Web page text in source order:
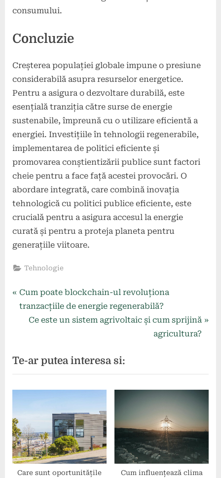
consumului.
Concluzie
Creșterea populației globale impune o presiune
considerabilă asupra resurselor energetice.
Pentru a asigura o dezvoltare durabilă, este
esențială tranziția către surse de energie
sustenabile, împreună cu o utilizare eficientă a
energiei. Investițiile în tehnologii regenerabile,
implementarea de politici eficiente și
promovarea conștientizării publice sunt factori
cheie pentru a face față acestei provocări. O
abordare integrată, care combină inovația
tehnologică cu politici publice eficiente, este
crucială pentru a asigura accesul la energie
curată și pentru a proteja planeta pentru
generațiile viitoare.
Tehnologie
Navigare
P
r
o
u
s
s
t
:
Cum poate blockchain-ul revoluționa
tranzacțiile de energie regenerabilă?
N
t
P
o
:
Ce este un sistem agrivoltaic și cum sprijină
agricultura?
Te-ar putea interesa si:
Care sunt oportunitățile
Cum influențează clima